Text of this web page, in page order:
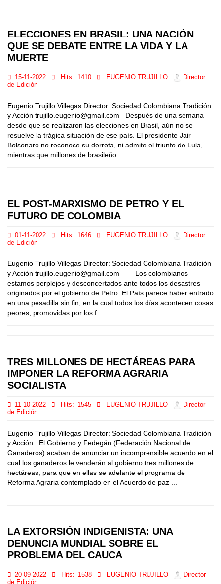
ELECCIONES EN BRASIL: UNA NACIÓN
QUE SE DEBATE ENTRE LA VIDA Y LA
MUERTE
15-11-2022 Hits: 1410 EUGENIO TRUJILLO
Director
de Edición
Eugenio Trujillo Villegas Director: Sociedad Colombiana Tradición
y Acción trujillo.eugenio@gmail.com Después de una semana
desde que se realizaron las elecciones en Brasil, aún no se
resuelve la trágica situación de ese país. El presidente Jair
Bolsonaro no reconoce su derrota, ni admite el triunfo de Lula,
mientras que millones de brasileño...
EL POST-MARXISMO DE PETRO Y EL
FUTURO DE COLOMBIA
01-11-2022 Hits: 1646 EUGENIO TRUJILLO
Director
de Edición
Eugenio Trujillo Villegas Director: Sociedad Colombiana Tradición
y Acción trujillo.eugenio@gmail.com Los colombianos
estamos perplejos y desconcertados ante todos los desastres
originados por el gobierno de Petro. El País parece haber entrado
en una pesadilla sin fin, en la cual todos los días acontecen cosas
peores, promovidas por los f...
TRES MILLONES DE HECTÁREAS PARA
IMPONER LA REFORMA AGRARIA
SOCIALISTA
11-10-2022 Hits: 1545 EUGENIO TRUJILLO
Director
de Edición
Eugenio Trujillo Villegas Director: Sociedad Colombiana Tradición
y Acción El Gobierno y Fedegán (Federación Nacional de
Ganaderos) acaban de anunciar un incomprensible acuerdo en el
cual los ganaderos le venderán al gobierno tres millones de
hectáreas, para que en ellas se adelante el programa de
Reforma Agraria contemplado en el Acuerdo de paz ...
LA EXTORSIÓN INDIGENISTA: UNA
DENUNCIA MUNDIAL SOBRE EL
PROBLEMA DEL CAUCA
20-09-2022 Hits: 1538 EUGENIO TRUJILLO
Director
de Edición